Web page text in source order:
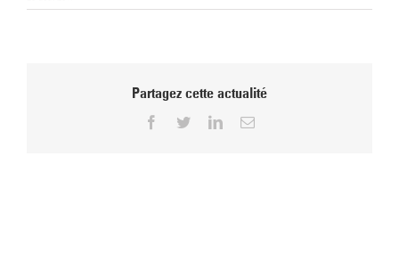
Partagez cette actualité
Facebook
TwitterLinkedInEmail